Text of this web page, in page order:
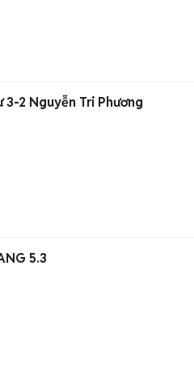
2 Nguyễn Tri Phương
5.3